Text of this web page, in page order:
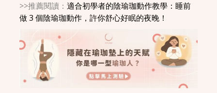
>>推薦閱讀：適合初學者的陰瑜珈動作教學：睡前
做 3 個陰瑜珈動作，許你舒心好眠的夜晚！